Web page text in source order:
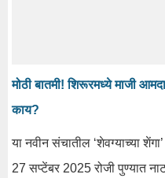
मोठी बातमी! शिरूरमध्ये माजी
काय?
या नवीन संचातील ‘शेवग्याच्या
27 सप्टेंबर 2025 रोजी पुण्यात